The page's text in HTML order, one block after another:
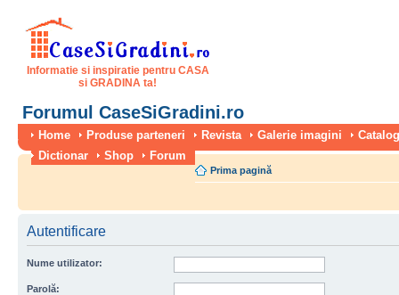
Informatie si inspiratie pentru CASA
si GRADINA ta!
Forumul CaseSiGradini.ro
Home Produse parteneri Revista Galerie imagini
Dictionar
Shop Forum
Prima pagină
Autentificare
Nume utilizator:
Parolă: